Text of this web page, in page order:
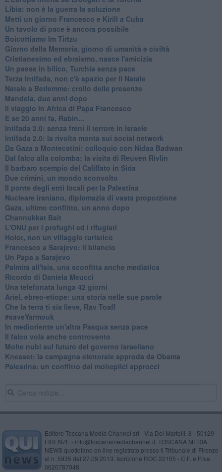
Libia: non è la guerra la soluzione
Metti un giorno Francesco e Kirill a Cuba
Un tavolo di pace è ancora possibile
Boicottiamo Im Tirtzu
Giorno della Memoria, giorno di umanità e civiltà
Cristianesimo ed ebraismo, nasce l'amicizia
Un paese in bilico, Turchia senza pace
Terza Intifada, non c'è spazio per il Natale
Natale a Betlemme: crollo delle presenze
Mandela, due anni dopo
Il viaggio in Africa di Papa Francesco
E se 20 anni fa, Rabin...
Intifada 2.0: senza freni il terrore in Israele
Intifada 2.0: la rivolta monta sui social network
Da Gaza a Montecatini: colloquio con Nidaa Badwan
Dal falco alla colomba: la visita di Reuven Rivlin
Il barbaro scempio del Califfato in Siria
Due crimini, un mondo sconvolto
Il ponte degli enti locali per la Palestina
Nucleare iraniano, diplomazia di vasta proporzione
Gaza, ultimo conflitto, un anno dopo
Channukkat Bait
L'ONU per i profughi ed i rifugiati
Holot, non un villaggio turistico
Francesco a Sarajevo: il bilancio
Un Papa a Sarajevo
Palmira all'Isis, una sconfitta anche mediatica
Ricordo di Daniela Meucci
​Una telefonata lunga 42 giorni
​Ariel, ebreo-etiope: una storia nelle sue parole
Che la terra ti sia lieve, Rav Toaff
​#saveYarmouk
​In medioriente un'altra Pasqua senza pace
​Il falco vola anche controvento
Molte nubi sul futuro del governo israeliano
Knesset: la campagna elettorale approda da Obama
Palestina: un conflitto dai molteplici approcci
Editore Toscana Media Channel srl - Via Dei Martelli, 8 - 50129
FIRENZE - info@toscanamediachannel.it. TOSCANA MEDIA
NEWS quotidiano on line registrato presso il Tribunale di Firenze
al n. 5935 del 27.09.2013. Iscrizione ROC 22105 - C.F. e P.Iva
0620787048